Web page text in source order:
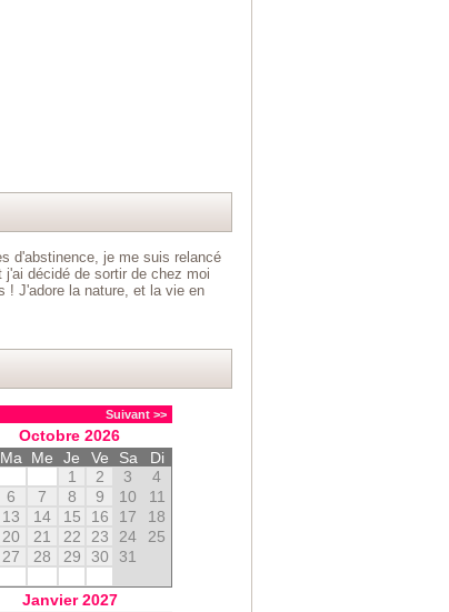
d'abstinence, je me suis relancé
décidé de sortir de chez moi
! J'adore la nature, et la vie en
Suivant >>
Octobre 2026
Ma Me Je Ve Sa
Di
1
2 3
4
6 7 8 9 10
11
13 14 15 16 17
18
20 21 22 23 24
25
27 28 29 30 31
Janvier 2027